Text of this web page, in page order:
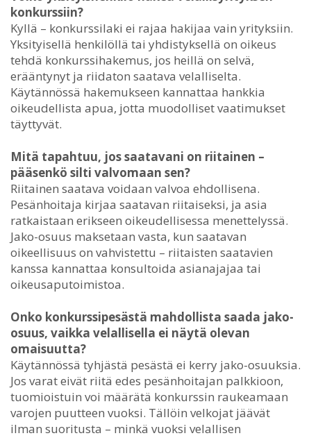
konkurssiin?
Kyllä – konkurssilaki ei rajaa hakijaa vain yrityksiin.
Yksityisellä henkilöllä tai yhdistyksellä on oikeus
tehdä konkurssihakemus, jos heillä on selvä,
erääntynyt ja riidaton saatava velalliselta.
Käytännössä hakemukseen kannattaa hankkia
oikeudellista apua, jotta muodolliset vaatimukset
täyttyvät.
Mitä tapahtuu, jos saatavani on riitainen –
pääsenkö silti valvomaan sen?
Riitainen saatava voidaan valvoa ehdollisena.
Pesänhoitaja kirjaa saatavan riitaiseksi, ja asia
ratkaistaan erikseen oikeudellisessa menettelyssä.
Jako-osuus maksetaan vasta, kun saatavan
oikeellisuus on vahvistettu – riitaisten saatavien
kanssa kannattaa konsultoida asianajajaa tai
oikeusaputoimistoa.
Onko konkurssipesästä mahdollista saada jako-
osuus, vaikka velallisella ei näytä olevan
omaisuutta?
Käytännössä tyhjästä pesästä ei kerry jako-osuuksia.
Jos varat eivät riitä edes pesänhoitajan palkkioon,
tuomioistuin voi määrätä konkurssin raukeamaan
varojen puutteen vuoksi. Tällöin velkojat jäävät
ilman suoritusta – minkä vuoksi velallisen